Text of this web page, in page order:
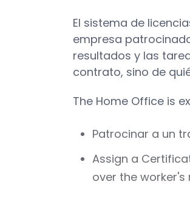
El sistema de
empresa
resultados y las
contrato, sino de
The Home Office is
Patrocinar a un
Assign a
over the worker's